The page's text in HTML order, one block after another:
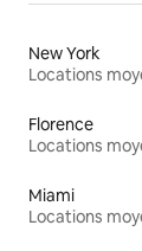
New York
Florence
Miami